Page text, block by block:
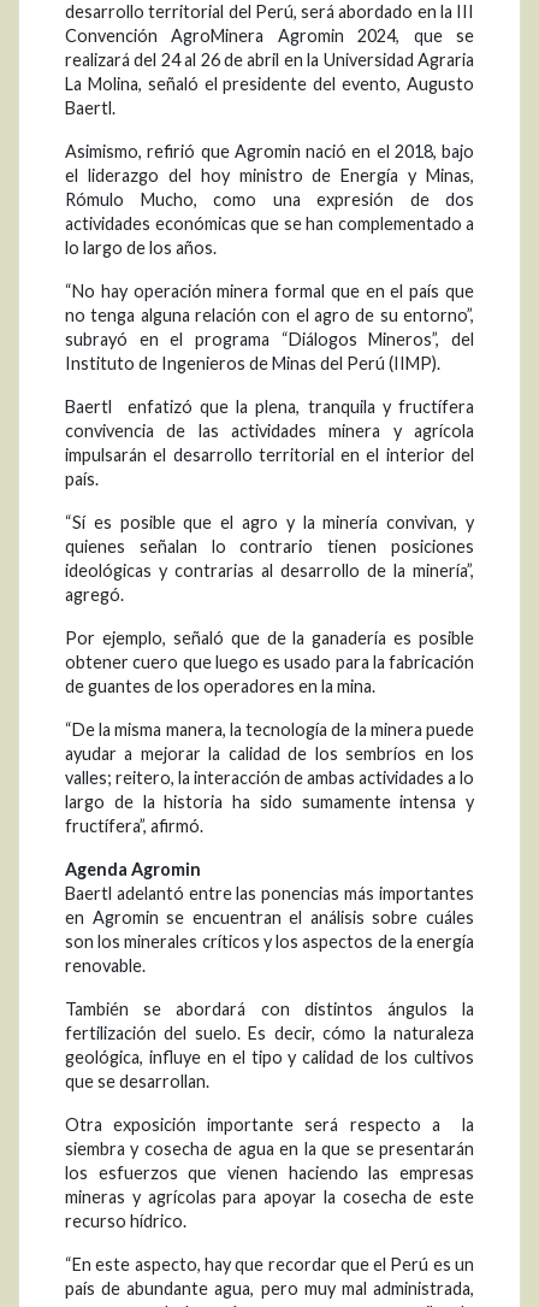
desarrollo territorial del Perú, será abordado en la III
Convención AgroMinera Agromin 2024, que se
realizará del 24 al 26 de abril en la Universidad Agraria
La Molina, señaló el presidente del evento, Augusto
Baertl.
Asimismo, refirió que Agromin nació en el 2018, bajo
el liderazgo del hoy ministro de Energía y Minas,
Rómulo Mucho, como una expresión de dos
actividades económicas que se han complementado a
lo largo de los años.
“No hay operación minera formal que en el país que
no tenga alguna relación con el agro de su entorno”,
subrayó en el programa “Diálogos Mineros”, del
Instituto de Ingenieros de Minas del Perú (IIMP).
Baertl enfatizó que la plena, tranquila y fructífera
convivencia de las actividades minera y agrícola
impulsarán el desarrollo territorial en el interior del
país.
“Sí es posible que el agro y la minería convivan, y
quienes señalan lo contrario tienen posiciones
ideológicas y contrarias al desarrollo de la minería”,
agregó.
Por ejemplo, señaló que de la ganadería es posible
obtener cuero que luego es usado para la fabricación
de guantes de los operadores en la mina.
“De la misma manera, la tecnología de la minera puede
ayudar a mejorar la calidad de los sembríos en los
valles; reitero, la interacción de ambas actividades a lo
largo de la historia ha sido sumamente intensa y
fructífera”, afirmó.
Agenda Agromin
Baertl adelantó entre las ponencias más importantes
en Agromin se encuentran el análisis sobre cuáles
son los minerales críticos y los aspectos de la energía
renovable.
También se abordará con distintos ángulos la
fertilización del suelo. Es decir, cómo la naturaleza
geológica, influye en el tipo y calidad de los cultivos
que se desarrollan.
Otra exposición importante será respecto a la
siembra y cosecha de agua en la que se presentarán
los esfuerzos que vienen haciendo las empresas
mineras y agrícolas para apoyar la cosecha de este
recurso hídrico.
“En este aspecto, hay que recordar que el Perú es un
país de abundante agua, pero muy mal administrada,